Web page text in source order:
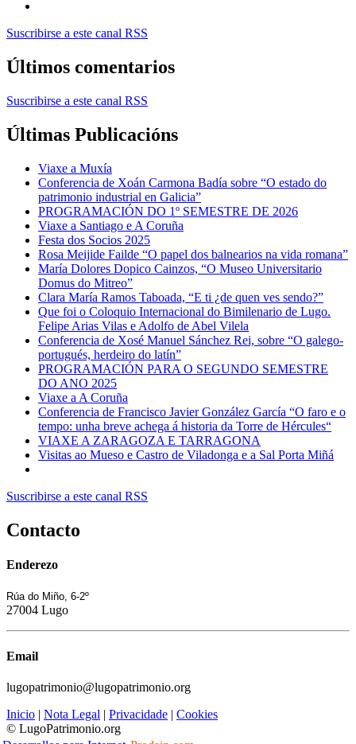
Suscribirse a este canal RSS
Últimos comentarios
Suscribirse a este canal RSS
Últimas Publicacións
Viaxe a Muxía
Conferencia de Xoán Carmona Badía sobre “O estado do
patrimonio industrial en Galicia”
PROGRAMACIÓN DO 1º SEMESTRE DE 2026
Viaxe a Santiago e A Coruña
Festa dos Socios 2025
Rosa Meijide Failde “O papel dos balnearios na vida romana”
María Dolores Dopico Cainzos, “O Museo Universitario
Domus do Mitreo”
Clara María Ramos Taboada, “E ti ¿de quen ves sendo?”
Que foi o Coloquio Internacional do Bimilenario de Lugo.
Felipe Arias Vilas e Adolfo de Abel Vilela
Conferencia de Xosé Manuel Sánchez Rei, sobre “O galego-
portugués, herdeiro do latín”
PROGRAMACIÓN PARA O SEGUNDO SEMESTRE
DO ANO 2025
Viaxe a A Coruña
Conferencia de Francisco Javier González García “O faro e o
tempo: unha breve achega á historia da Torre de Hércules“
VIAXE A ZARAGOZA E TARRAGONA
Visitas ao Mueso e Castro de Viladonga e a Sal Porta Miñá
Suscribirse a este canal RSS
Contacto
Enderezo
Rúa do Miño, 6-2º
27004 Lugo
Email
lugopatrimonio@lugopatrimonio.org
Inicio | Nota Legal | Privacidade | Cookies
© LugoPatrimonio.org